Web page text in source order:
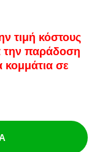
τιμή κόστους
παράδοση
κομμάτια σε